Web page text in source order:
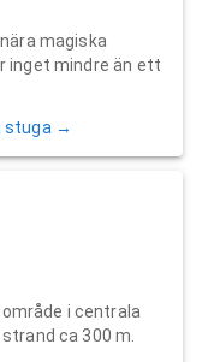
magiska
inget mindre än ett
stuga →
i centrala
ca 300 m.